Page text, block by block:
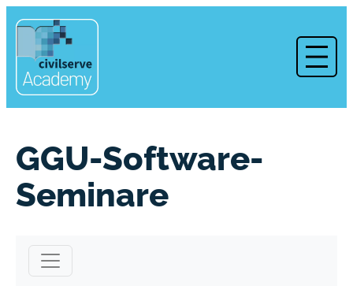
Zum
springen
GGU-Software-
Seminare